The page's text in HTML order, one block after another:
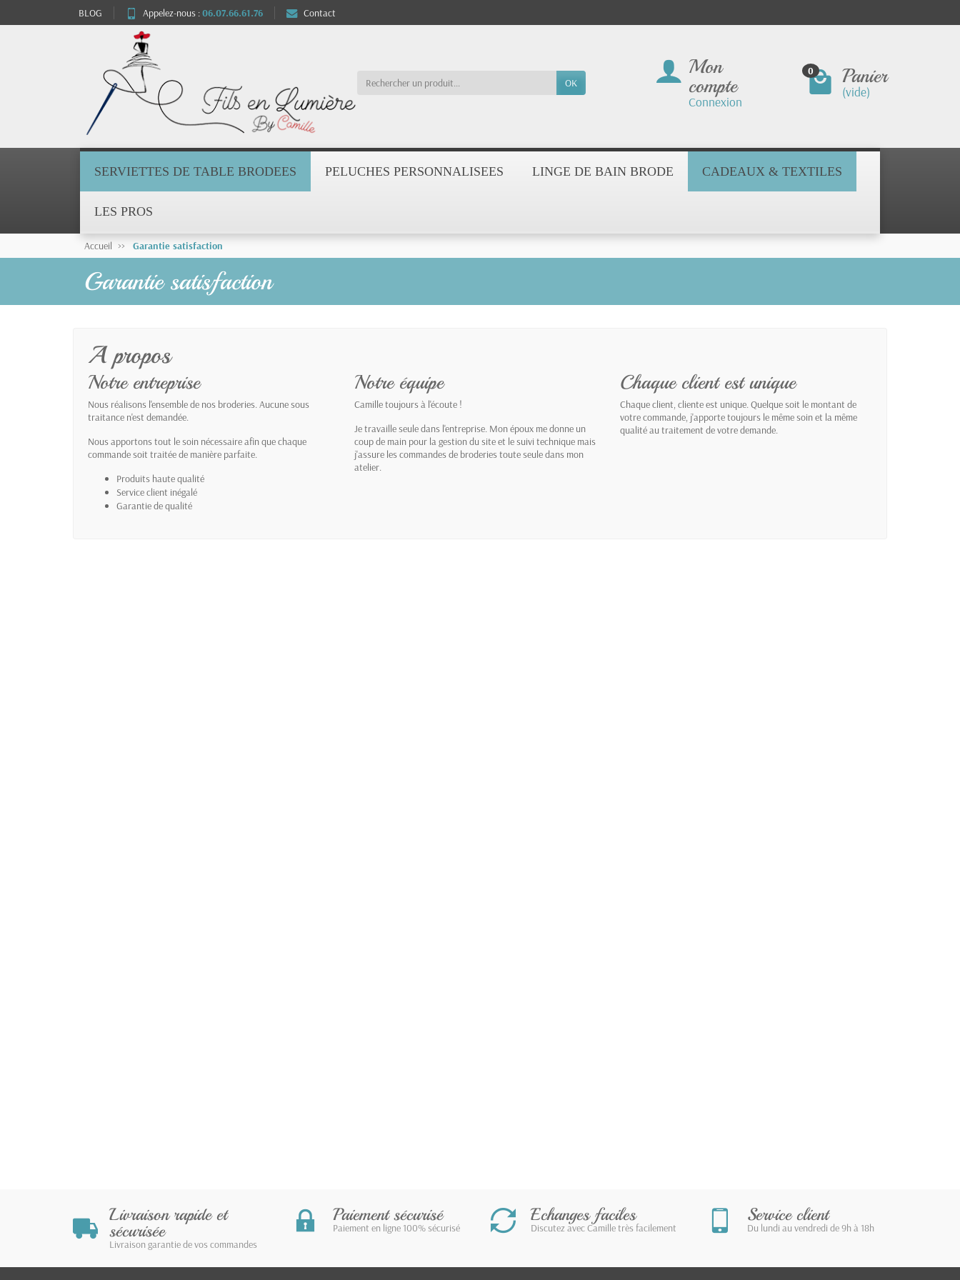
BLOG Appelez-nous :06.07.66.61.76 Contact
OK
Mon
compte
Connexion
0 Panier
(vide)
SERVIETTES DE TABLE BRODEES PELUCHES PERSONNALISEES LINGE DE BAIN BRODE CADEAUX & TEXTILES
LES PROS
Accueil Garantie satisfaction
Garantie satisfaction
A propos
Notre entreprise
Nous réalisons l'ensemble de nos broderies. Aucune sous
traitance n'est demandée.
Nous apportons tout le soin nécessaire afin que chaque
commande soit traitée de manière parfaite.
Produits haute qualité
Service client inégalé
Garantie de qualité
Notre équipe
Camille toujours à l'écoute !
Je travaille seule dans l'entreprise. Mon époux me donne un
coup de main pour la gestion du site et le suivi technique mais
j'assure les commandes de broderies toute seule dans mon
atelier.
Chaque client est unique
Chaque client, cliente est unique. Quelque soit le montant de
votre commande, j'apporte toujours le même soin et la même
qualité au traitement de votre demande.
Livraison rapide et
sécurisée
Livraison garantie de vos commandes
Paiement sécurisé
Paiement en ligne 100% sécurisé
Echanges faciles
Discutez avec Camille très facilement
Service client
Du lundi au vendredi de 9h à 18h